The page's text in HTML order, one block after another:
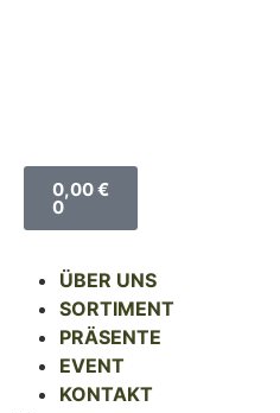
0,00€
0
ÜBER UNS
SORTIMENT
PRÄSENTE
EVENT
KONTAKT